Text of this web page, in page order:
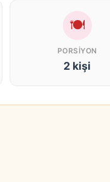
🍽
PORSIYON
2 kişi